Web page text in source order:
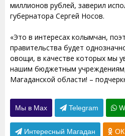
миллионов рублей, заверил
губернатора Сергей Носов.
«Это в интересах колымчан,
правительства будет
овощи, в качестве которых мы
нашим бюджетным
Магаданской области! –
Мы в Max Telegram
Интересный Магадан ОК